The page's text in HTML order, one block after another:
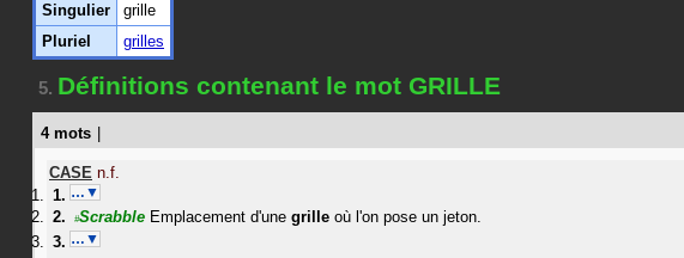
Singulier
grille
Pluriel
grilles
5. Définitions contenant le mot GRILLE
4 mots
CASE n.f.
…▼
#Scrabble Emplacement d'une grille où l'on pose un jeton.
…▼